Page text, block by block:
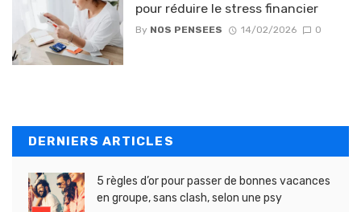
pour réduire le stress financier
By NOS PENSEES 14/02/2026 0
DERNIERS ARTICLES
5 règles d’or pour passer de bonnes vacances
en groupe, sans clash, selon une psy